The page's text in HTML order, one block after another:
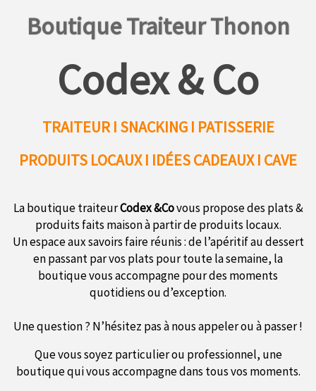
Boutique Traiteur Thonon
Codex & Co
TRAITEUR I SNACKING I PATISSERIE
PRODUITS LOCAUXI IDÉES CADEAUX I CAVE
La boutique traiteurCodex &Covous propose des plats &
produits faits maison à partir de produits locaux.
Un espace aux savoirs faire réunis : de l’apéritif au dessert
en passant par vos plats pour toute la semaine, la
boutique vous accompagne pour des moments
quotidiens ou d’exception.
Une question ? N’hésitez pas à nous appeler ou à passer !
Que vous soyez particulier ou professionnel, une
boutique qui vous accompagne dans tous vos moments.